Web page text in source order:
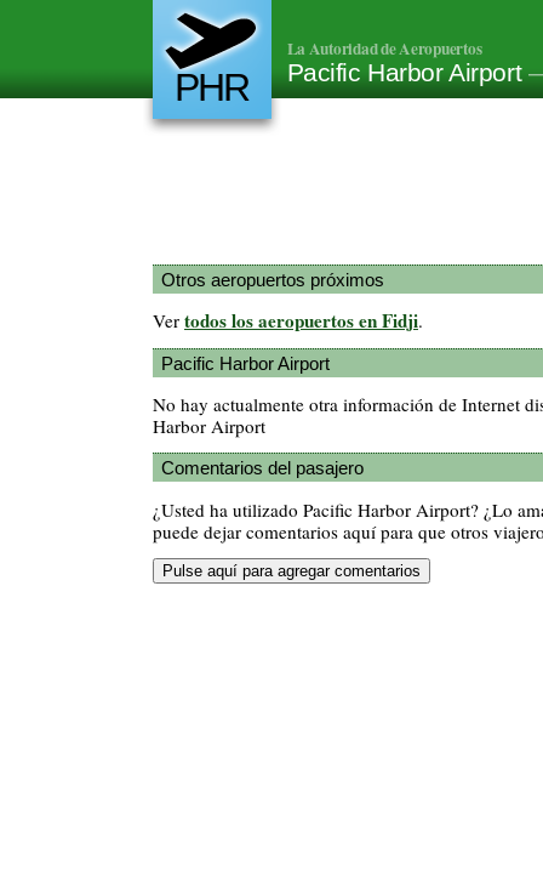
PHR
La Autoridad de Aeropuertos
Pacific Harbor Airport
Otros aeropuertos próximos
Ver todos los aeropuertos en Fidji.
Pacific Harbor Airport
No hay actualmente otra información de Internet
Harbor Airport
Comentarios del pasajero
¿Usted ha utilizado Pacific Harbor Airport? ¿Lo
puede dejar comentarios aquí para que otros